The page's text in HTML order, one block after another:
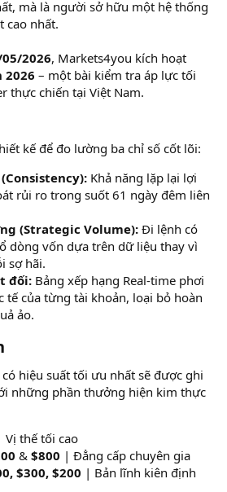
mà là người sở hữu một hệ thống
cao nhất.
2026, Markets4you kích hoạt
2026 – một bài kiểm tra áp lực tối
thực chiến tại Việt Nam.
kế để đo lường ba chỉ số cốt lõi:
Khả năng lặp lại lợi
rủi ro trong suốt 61 ngày đêm liên
(Strategic Volume): Đi lệnh có
dòng vốn dựa trên dữ liệu thay vì
sợ hãi.
đối: Bảng xếp hạng Real-time phơi
tế của từng tài khoản, loại bỏ hoàn
ảo.
hiệu suất tối ưu nhất sẽ được ghi
những phần thưởng hiện kim thực
Vị thế tối cao
& $800 | Đẳng cấp chuyên gia
$300, $200 | Bản lĩnh kiên định